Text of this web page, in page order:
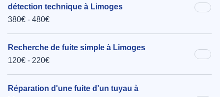
détection technique à Limoges
380€ - 480€
Recherche de fuite simple à Limoges
120€ - 220€
Réparation d'une fuite d'un tuyau à